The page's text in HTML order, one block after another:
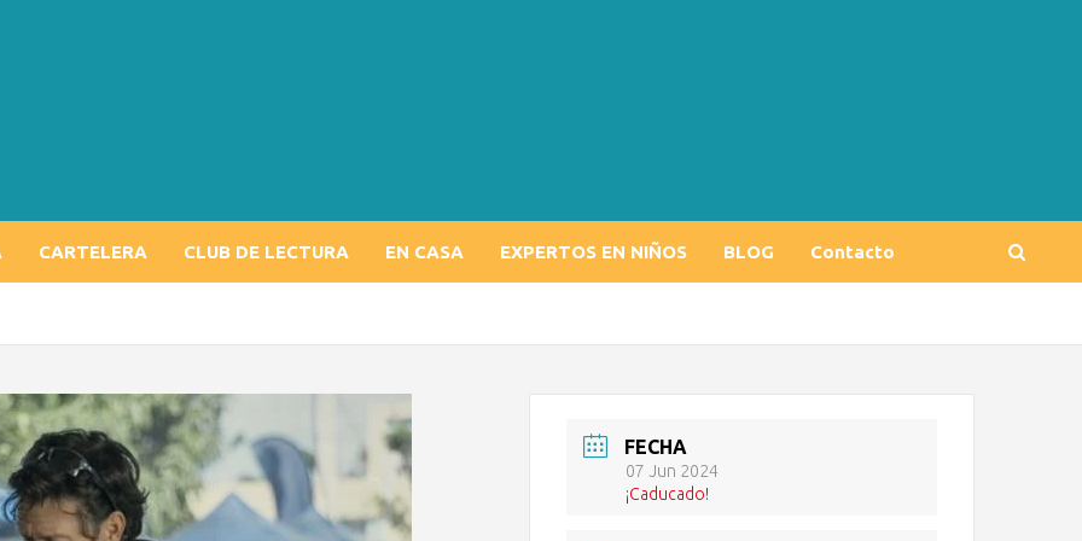
CARTELERA CLUB DE LECTURA EN CASA EXPERTOS EN NIÑOS BLOG Contacto
FECHA
07 Jun 2024
¡Caducado!